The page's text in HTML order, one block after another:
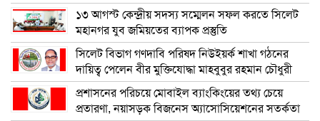
১৩ আগস্ট কেন্দ্রীয় সদস্য সম্মেলন সফল করতে সিলেট
মহানগর যুব জমিয়তের ব্যাপক প্রস্তুতি
সিলেট বিভাগ গণদাবি পরিষদ নিউইয়র্ক শাখা গঠনের
দায়িত্ব পেলেন বীর মুক্তিযোদ্ধা মাহবুবুর রহমান চৌধুরী
প্রশাসনের পরিচয়ে মোবাইল ব্যাংকিংয়ের তথ্য চেয়ে
প্রতারণা, নয়াসড়ক বিজনেস অ্যাসোসিয়েশনের সতর্কতা